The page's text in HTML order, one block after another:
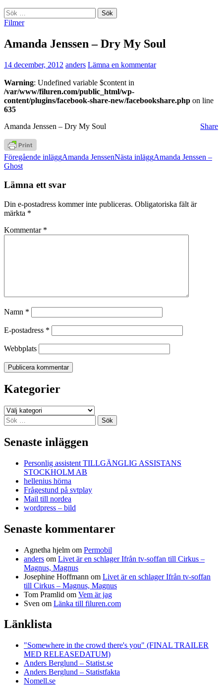
Sök
efter:
Filmer
Amanda Jenssen – Dry My Soul
14 december, 2012 anders Lämna en kommentar
Warning: Undefined variable $content in
/var/www/filuren.com/public_html/wp-
content/plugins/facebook-share-new/facebookshare.php on line
635
Share
Amanda Jenssen – Dry My Soul
Inläggsnavigering
Föregående inläggAmanda JenssenNästa inläggAmanda Jenssen –
Ghost
Lämna ett svar
Din e-postadress kommer inte publiceras. Obligatoriska fält är
märkta *
Kommentar *
Namn *
E-postadress *
Webbplats
Kategorier
Kategorier
Sök
efter:
Senaste inläggen
Personlig assistent TILLGÄNGLIG ASSISTANS
STOCKHOLM AB
hellenius hörna
Frågestund på svtplay
Mail till nordea
wordpress – bild
Senaste kommentarer
Agnetha hjelm om Permobil
anders om Livet är en schlager Ifrån tv-soffan till Cirkus –
Magnus, Magnus
Josephine Hoffmann om Livet är en schlager Ifrån tv-soffan
till Cirkus – Magnus, Magnus
Tom Pramlid om Vem är jag
Sven om Länka till filuren.com
Länklista
"Somewhere in the crowd there's you" (FINAL TRAILER
MED RELEASEDATUM)
Anders Berglund – Statist.se
Anders Berglund – Statistfakta
Nomell.se